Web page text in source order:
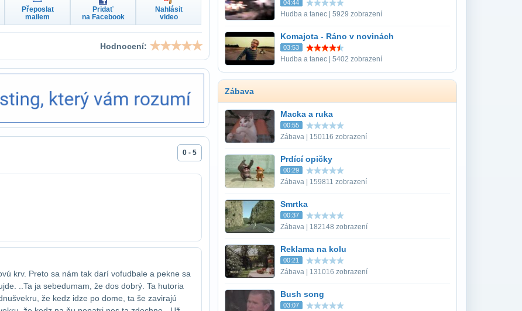
Přeposlat
mailem
Pridať
na Facebook
Nahlásit
video
Hodnocení:
0 - 5
krv. Preto sa nám tak darí vo​fudbale a pekne sa
..Ta ja sebe​dumam, že dos dobrý. Ta hutoria
že kedz idze po dome, ta še zavirajú
04:44
Hudba a tanec | 5929 zobrazení
Komajota - Ráno v novinách
03:53
Hudba a tanec | 5402 zobrazení
Zábava
Macka a ruka
00:55
Zábava | 150116 zobrazení
Prdící opičky
00:29
Zábava | 159811 zobrazení
Smrtka
00:37
Zábava | 182148 zobrazení
Reklama na kolu
00:21
Zábava | 131016 zobrazení
Bush song
03:07